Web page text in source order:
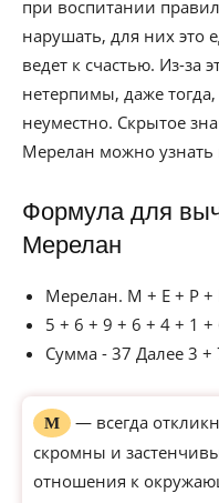
при воспитании
нарушать, для них это
ведет к счастью. Из-за
нетерпимы, даже
неуместно. Скрытое
Мерелан можно узнать
Формула для
Мерелан
Мерелан. М + Е + Р +
5 + 6 + 9 + 6 + 4 + 1 +
Сумма - 37 Далее 3 +
М
— всегда
скромны и
отношения к